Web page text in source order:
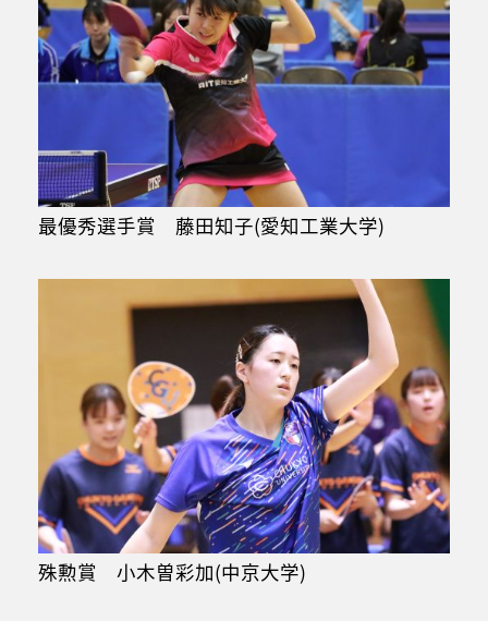
最優秀選手賞 藤田知子(愛知工業大学)
殊勲賞 小木曽彩加(中京大学)